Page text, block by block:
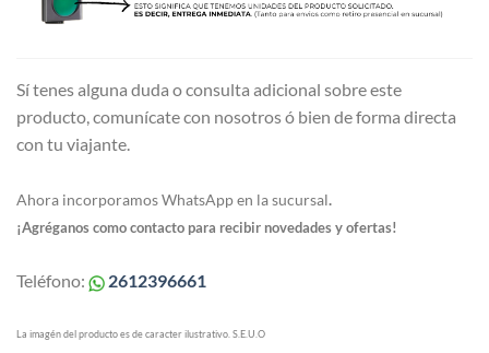
Sí tenes alguna duda o consulta adicional sobre este
producto, comunícate con nosotros ó bien de forma directa
con tu viajante.
Ahora incorporamos WhatsApp en la sucursal.
¡Agréganos como contacto para recibir novedades y ofertas!
Teléfono: 2612396661
La imagén del producto es de caracter ilustrativo. S.E.U.O